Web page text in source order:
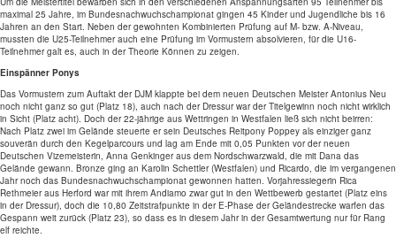
maximal 25 Jahre, im Bundesnachwuchschampionat gingen 45 Kinder und Jugendliche bis 16
Jahren an den Start. Neben der gewohnten Kombinierten Prüfung auf M- bzw. A-Niveau,
mussten die U25-Teilnehmer auch eine Prüfung im Vormustern absolvieren, für die U16-
Teilnehmer galt es, auch in der Theorie Können zu zeigen.
Einspänner Ponys
Das Vormustern zum Auftakt der DJM klappte bei dem neuen Deutschen Meister Antonius Neu
noch nicht ganz so gut (Platz 18), auch nach der Dressur war der Titelgewinn noch nicht wirklich
in Sicht (Platz acht). Doch der 22-jährige aus Wettringen in Westfalen ließ sich nicht beirren:
Nach Platz zwei im Gelände steuerte er sein Deutsches Reitpony Poppey als einziger ganz
souverän durch den Kegelparcours und lag am Ende mit 0,05 Punkten vor der neuen
Deutschen Vizemeisterin, Anna Genkinger aus dem Nordschwarzwald, die mit Dana das
Gelände gewann. Bronze ging an Karolin Schettler (Westfalen) und Ricardo, die im vergangenen
Jahr noch das Bundesnachwuchschampionat gewonnen hatten. Vorjahressiegerin Rica
Rethmeier aus Herford war mit ihrem Andiamo zwar gut in den Wettbewerb gestartet (Platz eins
in der Dressur), doch die 10,80 Zeitstrafpunkte in der E-Phase der Geländestrecke warfen das
Gespann weit zurück (Platz 23), so dass es in diesem Jahr in der Gesamtwertung nur für Rang
elf reichte.